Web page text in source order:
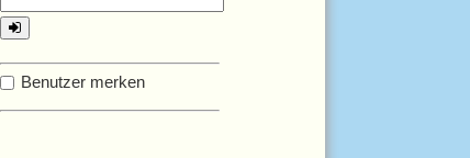
Benutzer merken